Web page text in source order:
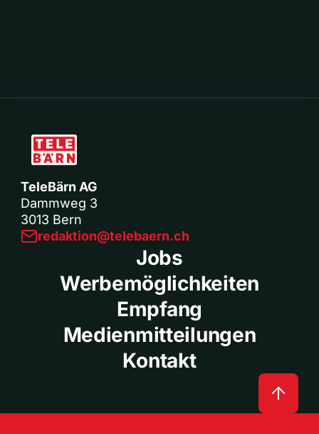
TeleBärn AG
Dammweg 3
3013 Bern
redaktion@telebaern.ch
Jobs
Werbemöglichkeiten
Empfang
Medienmitteilungen
Kontakt